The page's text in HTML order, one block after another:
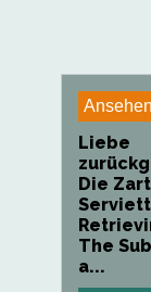
Ansehen
Liebe
Die
The
a...